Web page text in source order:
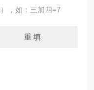
，如：三加四=7